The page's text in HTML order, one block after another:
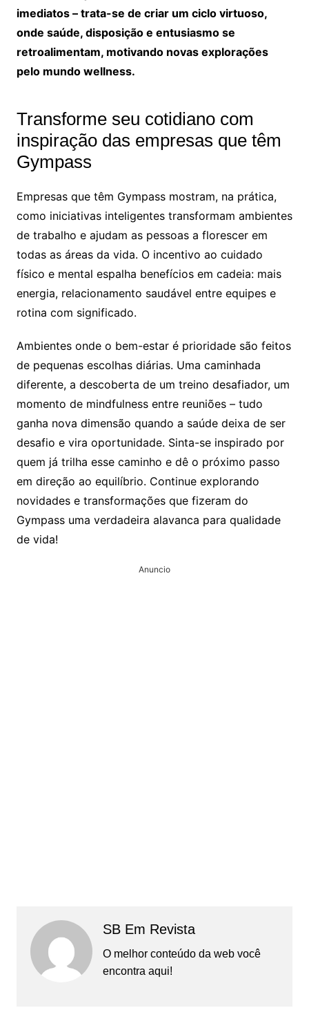
imediatos – trata-se de criar um ciclo virtuoso,
onde saúde, disposição e entusiasmo se
retroalimentam, motivando novas explorações
pelo mundo wellness.
Transforme seu cotidiano com
inspiração das empresas que têm
Gympass
Empresas que têm Gympass mostram, na prática,
como iniciativas inteligentes transformam ambientes
de trabalho e ajudam as pessoas a florescer em
todas as áreas da vida. O incentivo ao cuidado
físico e mental espalha benefícios em cadeia: mais
energia, relacionamento saudável entre equipes e
rotina com significado.
Ambientes onde o bem-estar é prioridade são feitos
de pequenas escolhas diárias. Uma caminhada
diferente, a descoberta de um treino desafiador, um
momento de mindfulness entre reuniões – tudo
ganha nova dimensão quando a saúde deixa de ser
desafio e vira oportunidade. Sinta-se inspirado por
quem já trilha esse caminho e dê o próximo passo
em direção ao equilíbrio. Continue explorando
novidades e transformações que fizeram do
Gympass uma verdadeira alavanca para qualidade
de vida!
Anuncio
SB Em Revista
O melhor conteúdo da web você
encontra aqui!